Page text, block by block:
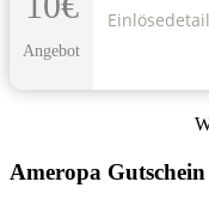
Angebot
Ameropa Gutschein